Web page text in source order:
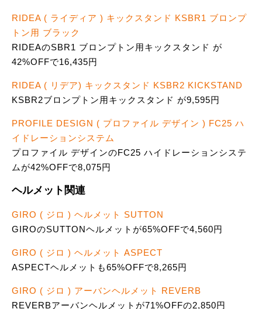
RIDEA ( ライディア ) キックスタンド KSBR1 ブロンプ
トン用 ブラック
RIDEAのSBR1 ブロンプトン用キックスタンド が
42%OFFで16,435円
RIDEA ( リデア) キックスタンド KSBR2 KICKSTAND
KSBR2ブロンプトン用キックスタンド が9,595円
PROFILE DESIGN ( プロファイル デザイン ) FC25 ハ
イドレーションシステム
プロファイル デザインのFC25 ハイドレーションシステ
ムが42%OFFで8,075円
ヘルメット関連
GIRO ( ジロ ) ヘルメット SUTTON
GIROのSUTTONヘルメットが65%OFFで4,560円
GIRO ( ジロ ) ヘルメット ASPECT
ASPECTヘルメットも65%OFFで8,265円
GIRO ( ジロ ) アーバンヘルメット REVERB
REVERBアーバンヘルメットが71%OFFの2,850円